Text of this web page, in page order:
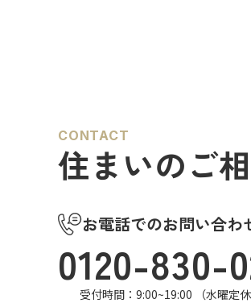
CONTACT
住まいのご
お電話でのお問い合わ
0120-830-
受付時間：9:00~19:00 （水曜定休